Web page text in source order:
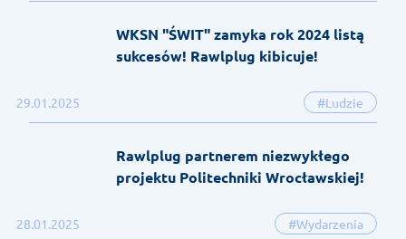
29.01.2025 #Ludzie
WKSN "ŚWIT" zamyka rok 2024 listą
sukcesów! Rawlplug kibicuje!
28.01.2025 #Wydarzenia
Rawlplug partnerem niezwykłego
projektu Politechniki Wrocławskiej!